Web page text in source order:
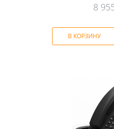
8
В КОРЗИНУ